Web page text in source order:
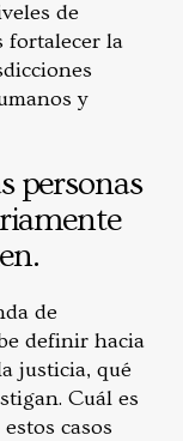
de
fortalecer la
y
personas
de
definir hacia
justicia, qué
Cuál es
casos